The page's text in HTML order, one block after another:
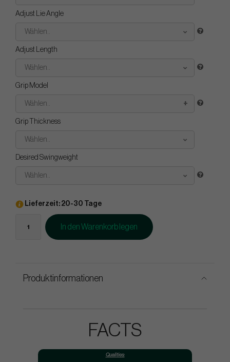
Adjust Lie Angle
Wählen..
Adjust Length
Wählen..
Grip Model
Wählen..
Grip Thickness
Wählen..
Desired Swingweight
Wählen..
Lieferzeit: 20-30 Tage
In den Warenkorb legen
Produktinformationen
FACTS
Qualities: